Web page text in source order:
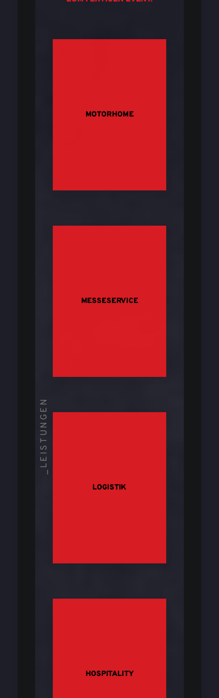
_LEISTUNGEN
MOTORHOME
MESSESERVICE
LOGISTIK
HOSPITALITY